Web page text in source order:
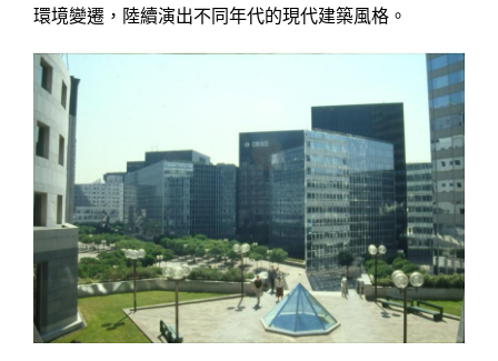
環境變遷，陸續演出不同年代的現代建築風格。